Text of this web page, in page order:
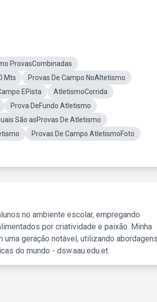
ProvasCombinadas
Mts
Provas De Campo NoAltetismo
EPista
AtletismoCorrida
Prova DeFundo Atletismo
São asProvas De Atletismo
Provas De Campo AtletismoFoto
no ambiente escolar, empregando
por criatividade e paixão. Minha
geração notável, utilizando abordagens
do mundo - dsw.aau.edu.et.